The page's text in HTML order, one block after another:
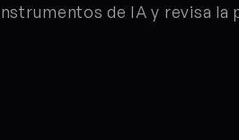
de IA y revisa la